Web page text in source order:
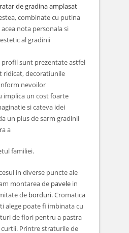
de gradina amplasat
combinate cu putina
nota personala si
al gradinii
profil sunt prezentate astfel
ridicat, decoratiunile
nevoilor
implica un cost foarte
si cateva idei
un plus de sarm gradinii
a
familiei.
in diverse puncte ale
montarea de pavele in
de borduri. Cromatica
alege poate fi imbinata cu
de flori pentru a pastra
Printre straturile de